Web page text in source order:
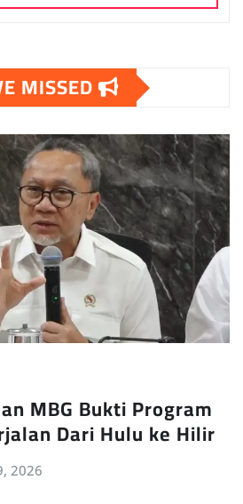
MISSED
MBG Bukti Program
Dari Hulu ke Hilir
2026